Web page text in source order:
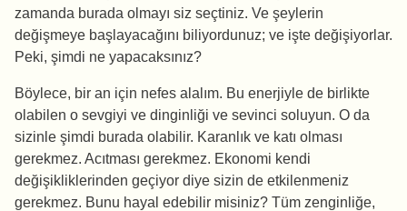
zamanda burada olmayı siz seçtiniz. Ve şeylerin
değişmeye başlayacağını biliyordunuz; ve işte değişiyorlar.
Peki, şimdi ne yapacaksınız?
Böylece, bir an için nefes alalım. Bu enerjiyle de birlikte
olabilen o sevgiyi ve dinginliği ve sevinci soluyun. O da
sizinle şimdi burada olabilir. Karanlık ve katı olması
gerekmez. Acıtması gerekmez. Ekonomi kendi
değişikliklerinden geçiyor diye sizin de etkilenmeniz
gerekmez. Bunu hayal edebilir misiniz? Tüm zenginliğe,